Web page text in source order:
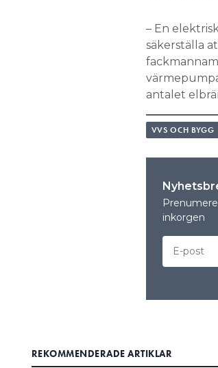
– En
säkerställa
antalet
VVS OCH BYGG
inkorgen
REKOMMENDERADE ARTIKLAR